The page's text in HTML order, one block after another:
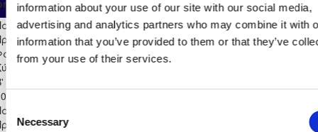
information about your use of our site with our social media,
advertising and analytics partners who may combine it with
information that you’ve provided to them or that they’ve
from your use of their services.
Consent
Selection
Necessary
App Substitute Start
CYTA Α'
2021/22
14 8 6 0 0 5 0 685
Coca - Cola Α'
Κατηγορίας - Β' Φάση
22
CYTA Β'